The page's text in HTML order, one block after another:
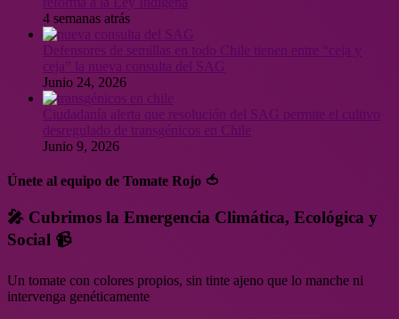
4 semanas atrás
Junio 24, 2026
Ciudadanía alerta que resolución del SAG permite el cultivo
desregulado de transgénicos en Chile
Junio 9, 2026
Únete al equipo de Tomate Rojo 🍅
🎤 Cubrimos la Emergencia Climática, Ecológica y
Social 📹
Un tomate con colores propios, sin tinte ajeno que lo manche ni
intervenga genéticamente